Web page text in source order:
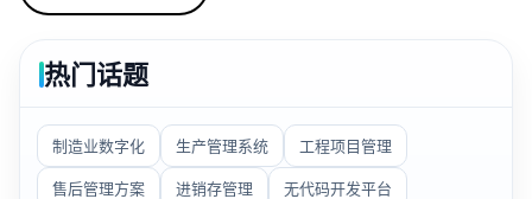
关情况。
热门话题
制造业数字化 生产管理系统 工程项目管理
售后管理方案 进销存管理 无代码开发平台